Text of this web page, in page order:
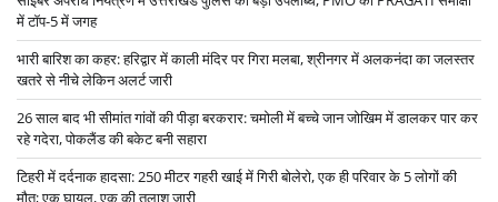
में टॉप-5 में जगह
भारी बारिश का कहर: हरिद्वार में काली मंदिर पर गिरा मलबा, श्रीनगर में अलकनंदा का जलस्तर
खतरे से नीचे लेकिन अलर्ट जारी
26 साल बाद भी सीमांत गांवों की पीड़ा बरकरार: चमोली में बच्चे जान जोखिम में डालकर पार कर
रहे गदेरा, पोकलैंड की बकेट बनी सहारा
टिहरी में दर्दनाक हादसा: 250 मीटर गहरी खाई में गिरी बोलेरो, एक ही परिवार के 5 लोगों की
मौत; एक घायल, एक की तलाश जारी